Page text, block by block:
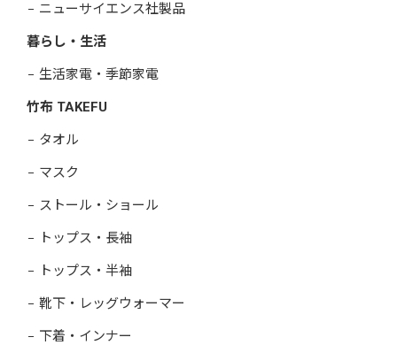
ニューサイエンス社製品
暮らし・生活
生活家電・季節家電
竹布 TAKEFU
タオル
マスク
ストール・ショール
トップス・長袖
トップス・半袖
靴下・レッグウォーマー
下着・インナー